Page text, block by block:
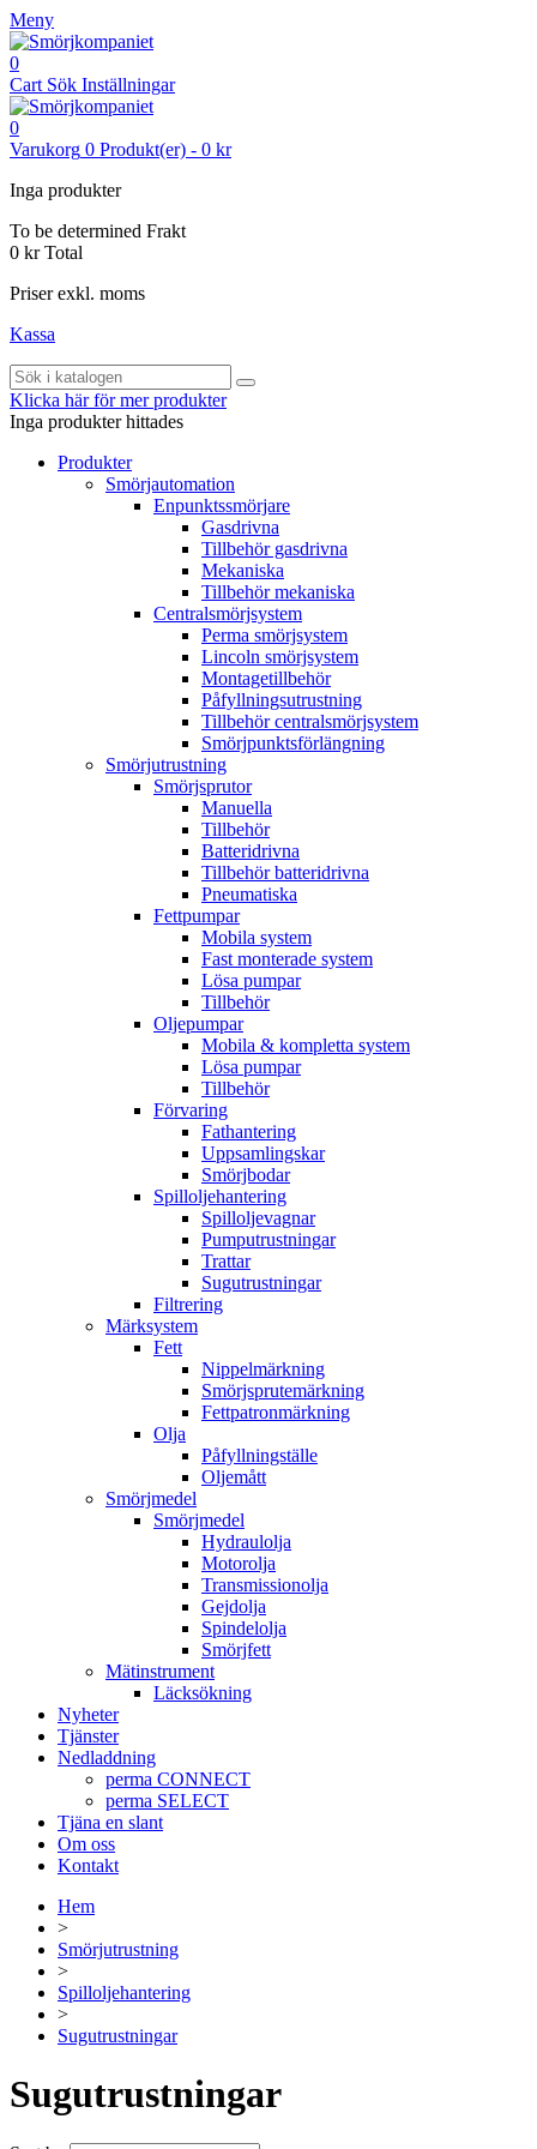
Meny
0
Cart Sök Inställningar
0
Varukorg 0 Produkt(er) - 0 kr
Inga produkter
To be determined Frakt
0 kr Total
Priser exkl. moms
Kassa
Klicka här för mer produkter
Inga produkter hittades
Produkter
Smörjautomation
Enpunktssmörjare
Gasdrivna
Tillbehör gasdrivna
Mekaniska
Tillbehör mekaniska
Centralsmörjsystem
Perma smörjsystem
Lincoln smörjsystem
Montagetillbehör
Påfyllningsutrustning
Tillbehör centralsmörjsystem
Smörjpunktsförlängning
Smörjutrustning
Smörjsprutor
Manuella
Tillbehör
Batteridrivna
Tillbehör batteridrivna
Pneumatiska
Fettpumpar
Mobila system
Fast monterade system
Lösa pumpar
Tillbehör
Oljepumpar
Mobila & kompletta system
Lösa pumpar
Tillbehör
Förvaring
Fathantering
Uppsamlingskar
Smörjbodar
Spilloljehantering
Spilloljevagnar
Pumputrustningar
Trattar
Sugutrustningar
Filtrering
Märksystem
Fett
Nippelmärkning
Smörjsprutemärkning
Fettpatronmärkning
Olja
Påfyllningställe
Oljemått
Smörjmedel
Smörjmedel
Hydraulolja
Motorolja
Transmissionolja
Gejdolja
Spindelolja
Smörjfett
Mätinstrument
Läcksökning
Nyheter
Tjänster
Nedladdning
perma CONNECT
perma SELECT
Tjäna en slant
Om oss
Kontakt
Hem
>
Smörjutrustning
>
Spilloljehantering
>
Sugutrustningar
Sugutrustningar